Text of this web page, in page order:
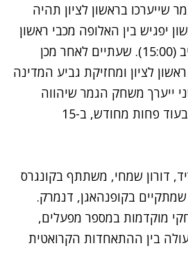
שייערכו בראשון לציון תהיה
יפגיש בין האלופה מכבי ראשון
לציון לבין מכבי תל אביב (15:00). שעתיים לאחר מכן
ראשון לציון ומחזיקת גביע המדינה
ייערך משחק הגמר שיהווה
הכנה לליגה שתתחיל בעוד פחות מחודש, ב-15
דורון שמחי, משתתף בקונגרס
בקופנהאגן, דנמרק.
מוקדמות במספר מפעלים,
בין ההתאחדות הקרואטית